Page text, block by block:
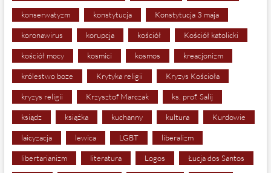
konserwatyzm konstytucja Konstytucja 3 maja
koronawirus korupcja kościół Kościół katolicki
kościół mocy kosmici kosmos kreacjonizm
królestwo boze Krytyka religii Kryzys Kościoła
kryzys religii Krzysztof Marczak ks. prof. Salij
ksiądz książka kuchanny kultura Kurdowie
laicyzacja lewica LGBT liberalizm
libertarianizm literatura Logos Łucja dos Santos